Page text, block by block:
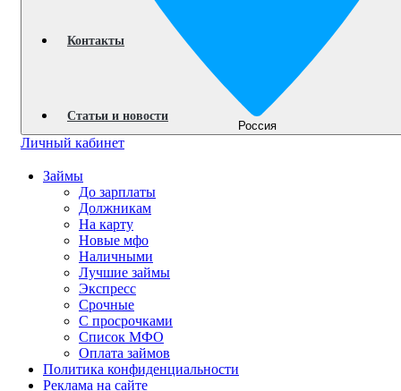
Россия
Личный кабинет
Контакты
Статьи и новости
Займы
До зарплаты
Должникам
На карту
Новые мфо
Наличными
Лучшие займы
Экспресс
Срочные
С просрочками
Список МФО
Оплата займов
Политика конфиденциальности
Реклама на сайте